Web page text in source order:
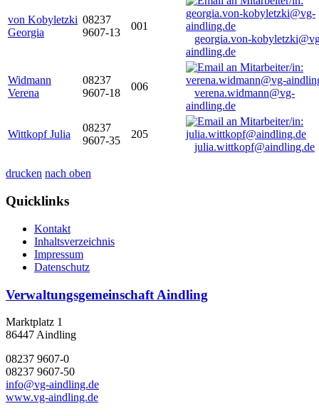
von Kobyletzki
Georgia
08237
9607-13
001
georgia.von-
aindling.de
Widmann
Verena
08237
9607-18
006
verena.widmann@vg-
aindling.de
Wittkopf Julia
08237
9607-35
205
julia.wittkopf@aindling.de
drucken nach oben
Quicklinks
Kontakt
Inhaltsverzeichnis
Impressum
Datenschutz
Verwaltungsgemeinschaft Aindling
Marktplatz 1
86447 Aindling
08237 9607-0
08237 9607-50
info@vg-aindling.de
www.vg-aindling.de